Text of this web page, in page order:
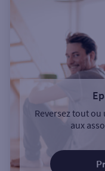
Reversez tout
aux